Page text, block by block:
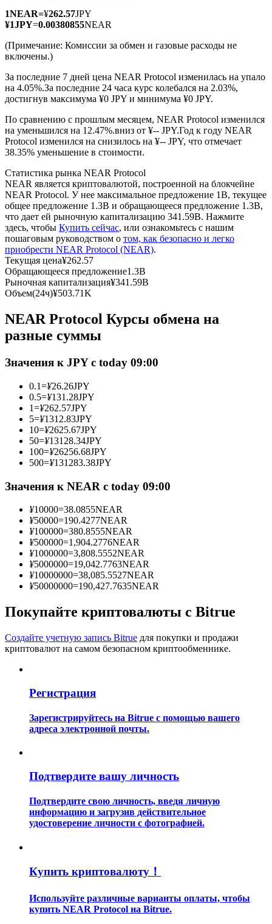
сырьевые товары
USDC фьючерсы
Фьючерсы с использованием USDC в качестве
Копирование торговли
Станьте копи-трейдером
Наслаждайтесь распределением прибыли и комиссиями
за копи-трейдинг
Информация
Анализ больших данных, включая торговую информацию
и т. д.
Узнайте, как оставаться прибыльным
1NEAR=¥262.57JPY
¥1JPY=0.00380855NEAR
(Примечание: Комиссии за обмен и газовые расходы не
включены.)
За последние 7 дней цена NEAR Protocol изменилась на упало
на 4.05%.За последние 24 часа курс колебался на 2.03%,
достигнув максимума ¥0 JPY и минимума ¥0 JPY.
По сравнению с прошлым месяцем, NEAR Protocol изменился
на уменьшился на 12.47%.вниз от ¥-- JPY.Год к году NEAR
Protocol изменился на снизилось на ¥-- JPY, что отмечает
38.35% уменьшение в стоимости.
Статистика рынка NEAR Protocol
NEAR является криптовалютой, построенной на блокчейне
NEAR Protocol. У нее максимальное предложение 1B, текущее
общее предложение 1.3B и обращающееся предложение 1.3B,
что дает ей рыночную капитализацию 341.59B. Нажмите
здесь, чтобы Купить сейчас, или ознакомьтесь с нашим
пошаговым руководством о том, как безопасно и легко
приобрести NEAR Protocol (NEAR).
Текущая цена¥262.57
Обращающееся предложение1.3B
Рыночная капитализация¥341.59B
Объем(24ч)¥503.71K
NEAR Protocol Курсы обмена на
разные суммы
Значения к JPY с today 09:00
0.1=¥26.26JPY
0.5=¥131.28JPY
1=¥262.57JPY
5=¥1312.83JPY
10=¥2625.67JPY
50=¥13128.34JPY
100=¥26256.68JPY
500=¥131283.38JPY
Значения к NEAR с today 09:00
¥10000=38.0855NEAR
¥50000=190.4277NEAR
¥100000=380.8555NEAR
¥500000=1,904.2776NEAR
¥1000000=3,808.5552NEAR
¥5000000=19,042.7763NEAR
¥10000000=38,085.5527NEAR
¥50000000=190,427.7635NEAR
Покупайте криптовалюты с Bitrue
Создайте учетную запись Bitrue для покупки и продажи
криптовалют на самом безопасном криптообменнике.
Регистрация
Зарегистрируйтесь на Bitrue с помощью вашего
адреса электронной почты.
Подтвердите вашу личность
Подтвердите свою личность, введя личную
информацию и загрузив действительное
удостоверение личности с фотографией.
Купить криптовалюту！
Используйте различные варианты оплаты, чтобы
купить NEAR Protocol на Bitrue.